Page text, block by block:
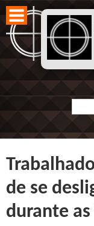
de se
durante